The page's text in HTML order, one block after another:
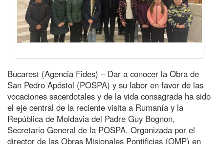
Bucarest (Agencia Fides) – Dar a conocer la Obra de
San Pedro Apóstol (POSPA) y su labor en favor de las
vocaciones sacerdotales y de la vida consagrada ha sido
el eje central de la reciente visita a Rumanía y la
República de Moldavia del Padre Guy Bognon,
Secretario General de la POSPA. Organizada por el
director de las Obras Misionales Pontificias (OMP) en